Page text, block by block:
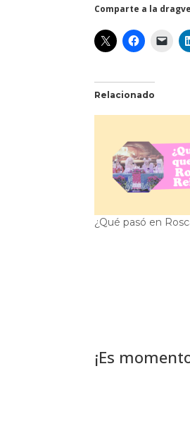
Comparte a la
Relacionado
¿Qué pasó en
¡Es